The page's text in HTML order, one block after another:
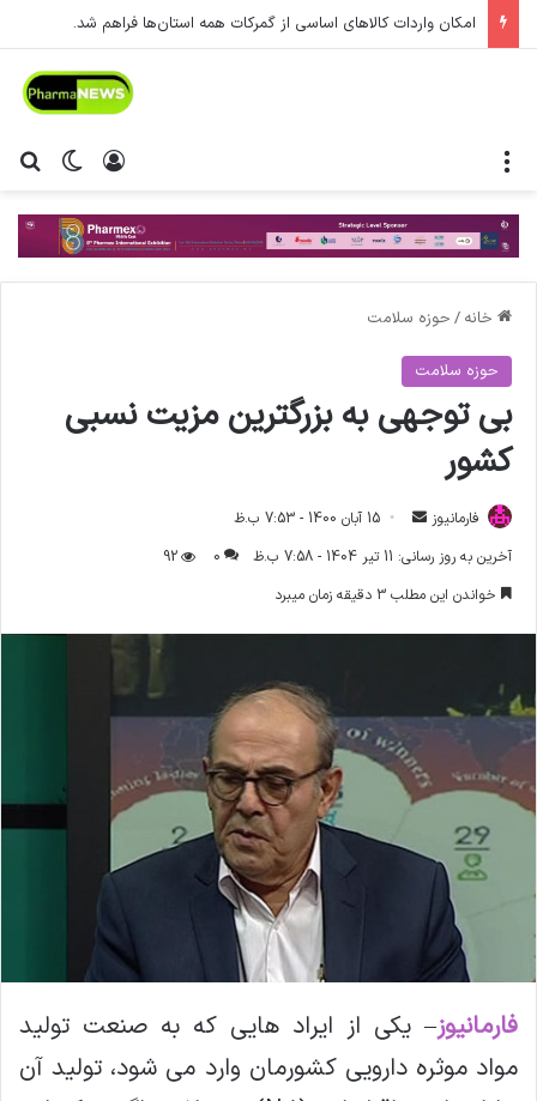
امکان واردات کالاهای اساسی از گمرکات همه استان‌ها فراهم شد.
تغییر ورود
خانه / حوزه سلامت
حوزه سلامت
بی توجهی به بزرگترین مزیت نسبی
کشور
فارمانیوز
ا
ل
م
ی
15 آبان 1400 - 7:53 ب.ظ
آخرین به روز رسانی: 11 تیر 1404 - 7:58 ب.ظ
0
92
خواندن این مطلب 3 دقیقه زمان میبرد
فارمانیوز– یکی از ایراد هایی که به صنعت تولید
مواد موثره دارویی کشورمان وارد می شود، تولید آن